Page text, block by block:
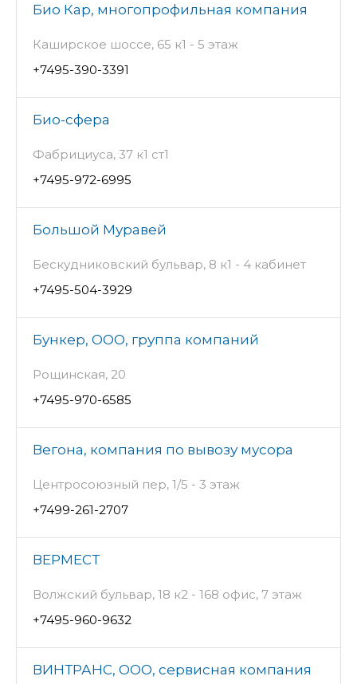
Био Кар, многопрофильная компания
Каширское шоссе, 65 к1 - 5 этаж
+7495-390-3391
Био-сфера
Фабрициуса, 37 к1 ст1
+7495-972-6995
Большой Муравей
Бескудниковский бульвар, 8 к1 - 4 кабинет
+7495-504-3929
Бункер, ООО, группа компаний
Рощинская, 20
+7495-970-6585
Вегона, компания по вывозу мусора
Центросоюзный пер, 1/5 - 3 этаж
+7499-261-2707
ВЕРМЕСТ
Волжский бульвар, 18 к2 - 168 офис, 7 этаж
+7495-960-9632
ВИНТРАНС, ООО, сервисная компания